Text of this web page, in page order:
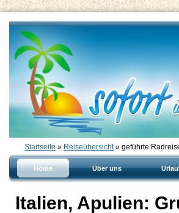
Startseite » Reiseübersicht» geführte
Home Über uns
Italien, Apulien: